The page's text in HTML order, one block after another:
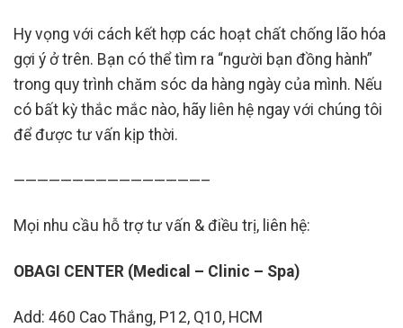
đến
2.475.000 ₫
Hy vọng với cách kết hợp các hoạt chất chống lão hóa
gợi ý ở trên. Bạn có thể tìm ra “người bạn đồng hành”
trong quy trình chăm sóc da hàng ngày của mình. Nếu
có bất kỳ thắc mắc nào, hãy liên hệ ngay với chúng tôi
để được tư vấn kịp thời.
————————————————–
Mọi nhu cầu hỗ trợ tư vấn & điều trị, liên hệ:
OBAGI CENTER (Medical – Clinic – Spa)
Add: 460 Cao Thắng, P12, Q10, HCM